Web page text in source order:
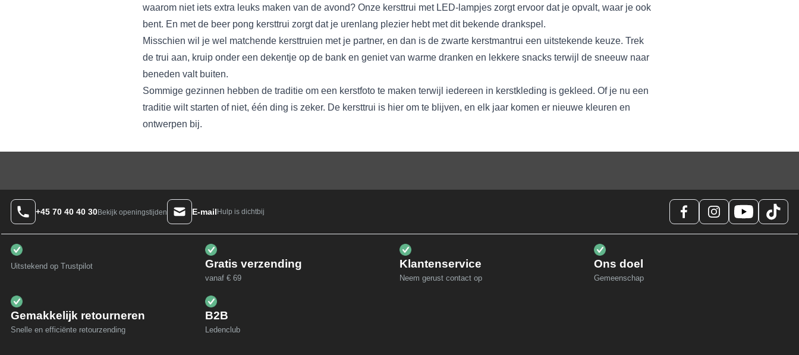
waarom niet iets extra leuks maken van de avond? Onze kersttrui met LED-lampjes zorgt ervoor dat je opvalt, waar je ook
bent. En met de beer pong kersttrui zorgt dat je urenlang plezier hebt met dit bekende drankspel.
Misschien wil je wel matchende kersttruien met je partner, en dan is de zwarte kerstmantrui een uitstekende keuze. Trek
de trui aan, kruip onder een dekentje op de bank en geniet van warme dranken en lekkere snacks terwijl de sneeuw naar
beneden valt buiten.
Sommige gezinnen hebben de traditie om een kerstfoto te maken terwijl iedereen in kerstkleding is gekleed. Of je nu een
traditie wilt starten of niet, één ding is zeker. De kersttrui is hier om te blijven, en elk jaar komen er nieuwe kleuren en
ontwerpen bij.
+45 70 40 40 30Bekijk openingstijden E-mail Hulp is dichtbij
Uitstekend op Trustpilot Gratis verzending
vanaf € 69
Klantenservice
Neem gerust contact op
Ons doel
Gemeenschap
Gemakkelijk retourneren
Snelle en efficiënte retourzending
B2B
Ledenclub